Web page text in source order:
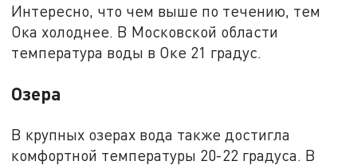
Интересно, что чем выше по течению, тем
Ока холоднее. В Московской области
температура воды в Оке 21 градус.
Озера
В крупных озерах вода также достигла
комфортной температуры 20-22 градуса. В